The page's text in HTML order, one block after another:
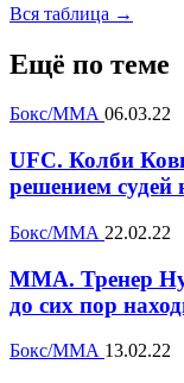
Вся таблица →
Ещё по теме
Бокс/ММА 06.03.22
UFC. Колби
решением
Бокс/ММА 22.02.22
MMA. Тренер
до сих пор
Бокс/ММА 13.02.22